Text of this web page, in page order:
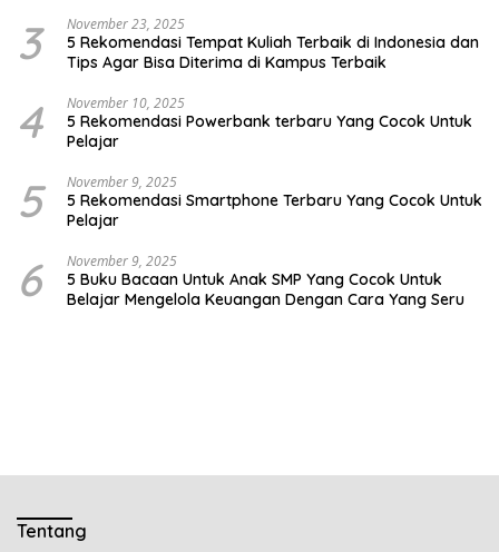
3 November 23, 2025
5 Rekomendasi Tempat Kuliah Terbaik di Indonesia dan
Tips Agar Bisa Diterima di Kampus Terbaik
4 November 10, 2025
5 Rekomendasi Powerbank terbaru Yang Cocok Untuk
Pelajar
5 November 9, 2025
5 Rekomendasi Smartphone Terbaru Yang Cocok Untuk
Pelajar
6 November 9, 2025
5 Buku Bacaan Untuk Anak SMP Yang Cocok Untuk
Belajar Mengelola Keuangan Dengan Cara Yang Seru
Tentang